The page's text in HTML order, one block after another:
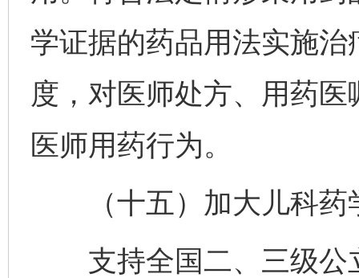
学证据的药品用法实施
度，对医师处方、用药
医师用药行为。
（十五）加大儿科药
支持全国二、三级公